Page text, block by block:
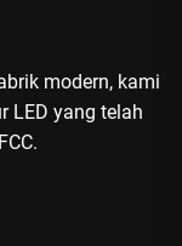
modern, kami
LED yang telah